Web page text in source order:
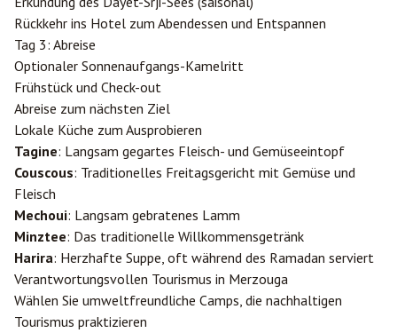
Rückkehr ins Hotel zum Abendessen und Entspannen
Tag 3: Abreise
Optionaler Sonnenaufgangs-Kamelritt
Frühstück und Check-out
Abreise zum nächsten Ziel
Lokale Küche zum Ausprobieren
Tagine: Langsam gegartes Fleisch- und Gemüseeintopf
Couscous: Traditionelles Freitagsgericht mit Gemüse und
Fleisch
Mechoui: Langsam gebratenes Lamm
Minztee: Das traditionelle Willkommensgetränk
Harira: Herzhafte Suppe, oft während des Ramadan serviert
Verantwortungsvollen Tourismus in Merzouga
Wählen Sie umweltfreundliche Camps, die nachhaltigen
Tourismus praktizieren